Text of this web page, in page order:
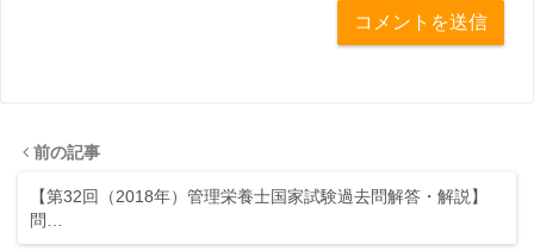
前の記事
【第32回（2018年）管理栄養士国家試験過去問解答・解説】
問…